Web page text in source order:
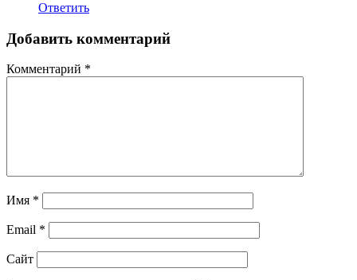
Ответить
Добавить комментарий
Комментарий *
Имя *
Email *
Сайт